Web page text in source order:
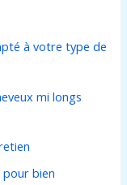
à votre type de
mi longs
pour bien